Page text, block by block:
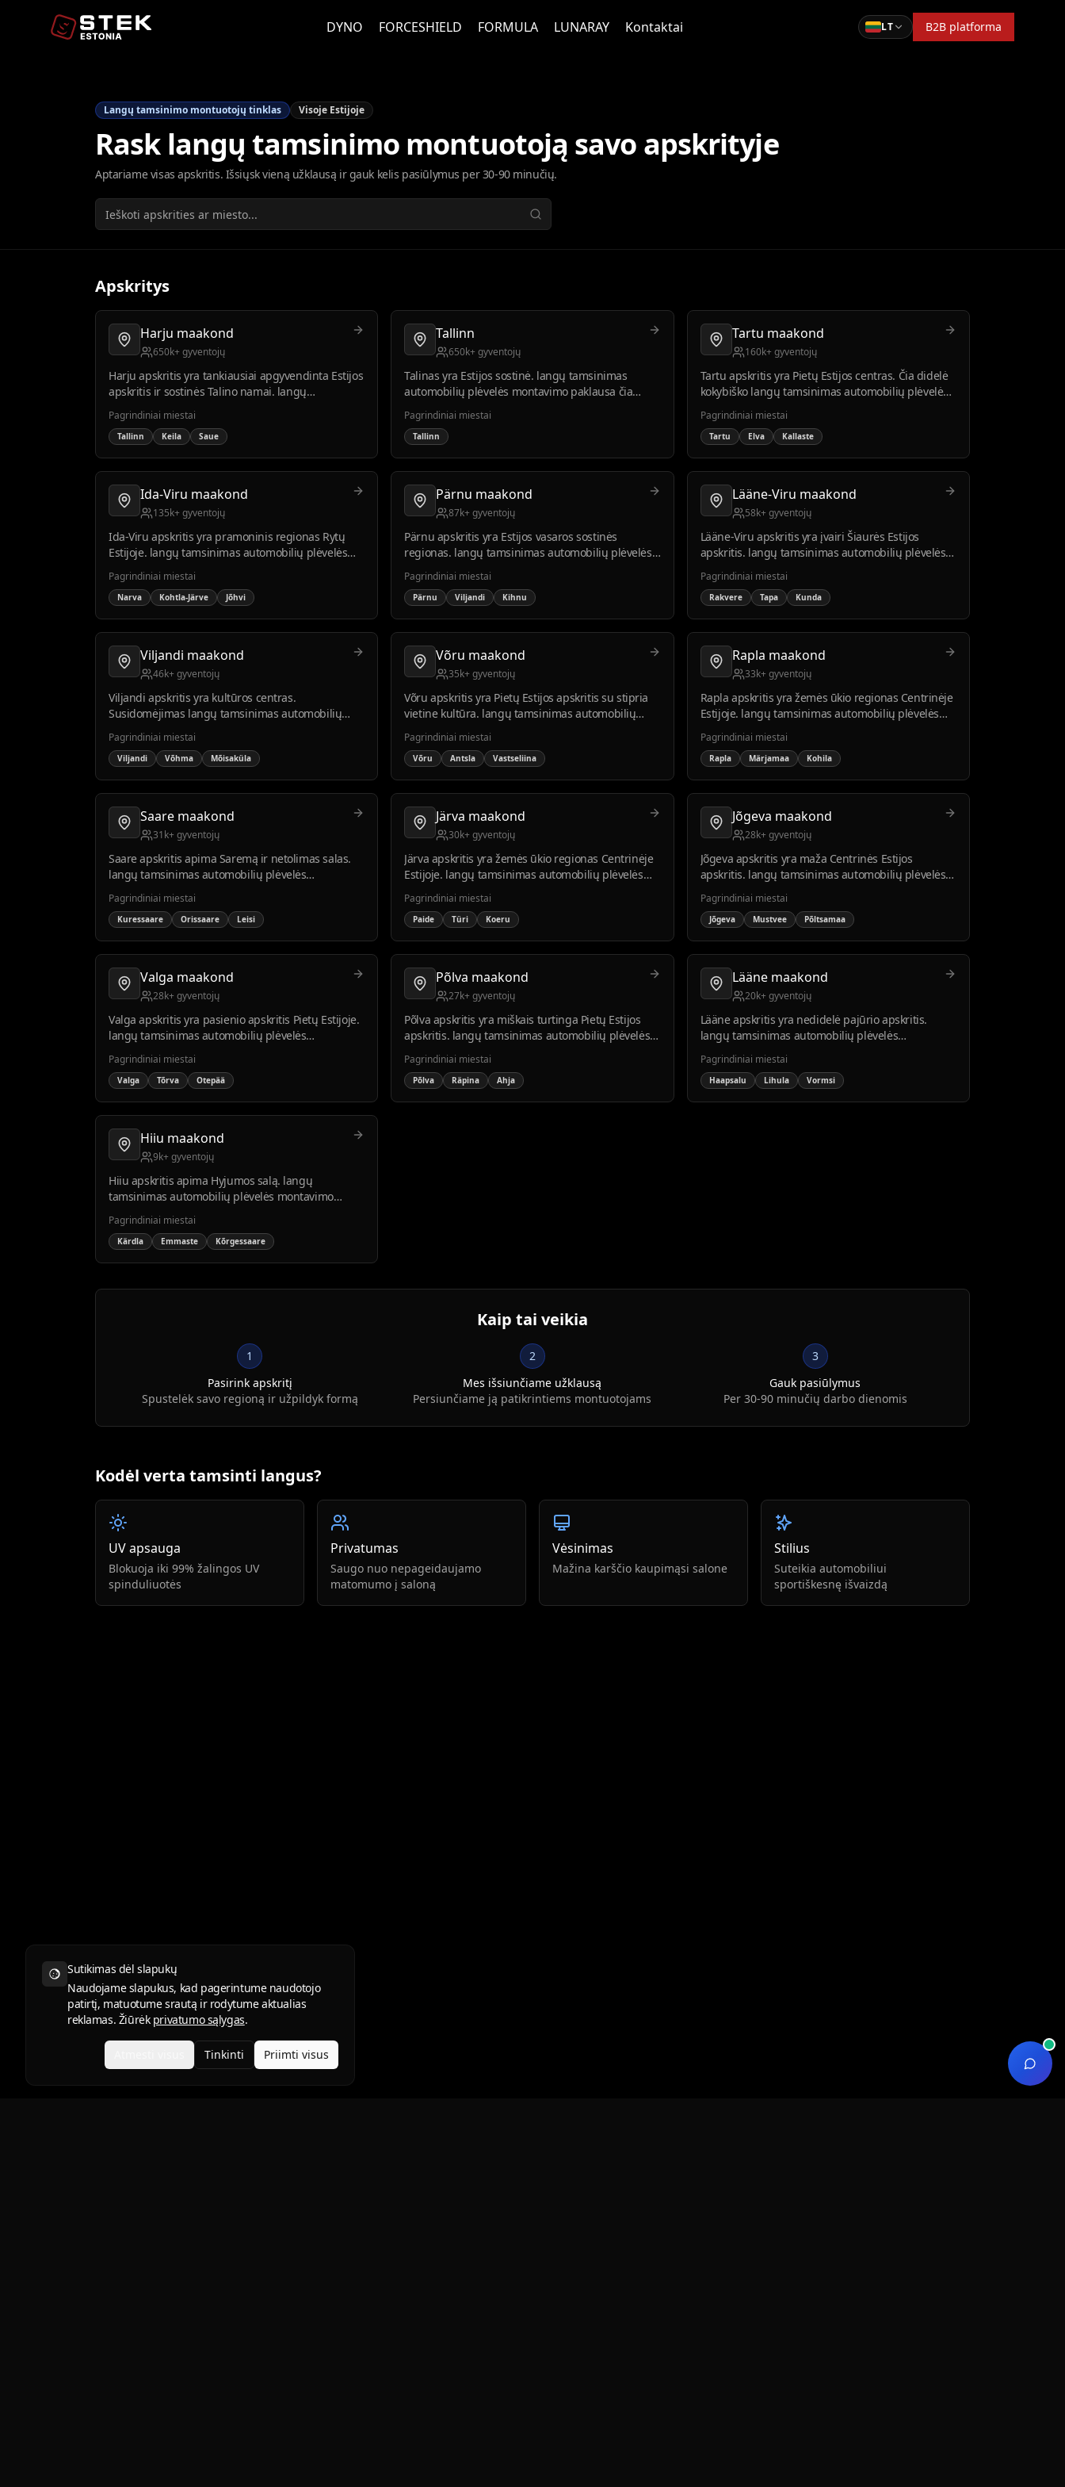
DYNO FORCESHIELD FORMULA LUNARAY Kontaktai LT B2B platforma
Langų tamsinimo montuotojų tinklas Visoje Estijoje
Rask langų tamsinimo montuotoją savo apskrityje
Aptariame visas apskritis. Išsiųsk vieną užklausą ir gauk kelis pasiūlymus per 30-90 minučių.
Apskritys
Harju maakond
650k+ gyventojų
Harju apskritis yra tankiausiai apgyvendinta Estijos
apskritis ir sostinės Talino namai. langų
tamsinimas automobilių plėvelės montavimo
paklausa čia didžiausia dėl didelio automobilių
skaičiaus ir aukštesnio pragyvenimo lygio.
Pagrindiniai miestai
Tallinn Keila Saue
Tallinn
650k+ gyventojų
Talinas yra Estijos sostinė. langų tamsinimas
automobilių plėvelės montavimo paklausa čia
didžiausia dėl didelio automobilių skaičiaus ir
aukštesnio pragyvenimo lygio.
Pagrindiniai miestai
Tallinn
Tartu maakond
160k+ gyventojų
Tartu apskritis yra Pietų Estijos centras. Čia didelė
kokybiško langų tamsinimas automobilių plėvelės
montavimo paklausa dėl išsilavinusios visuomenės
ir augančios automobilių rinkos.
Pagrindiniai miestai
Tartu Elva Kallaste
Ida-Viru maakond
135k+ gyventojų
Ida-Viru apskritis yra pramoninis regionas Rytų
Estijoje. langų tamsinimas automobilių plėvelės
montavimo paklausa auga atsinaujinant
automobilių parkui ir kylant pragyvenimo lygiui.
Pagrindiniai miestai
Narva Kohtla-Järve Jõhvi
Pärnu maakond
87k+ gyventojų
Pärnu apskritis yra Estijos vasaros sostinės
regionas. langų tamsinimas automobilių plėvelės
montavimo paklausa didelė, ypač vasarą ir tarp
poilsiautojų.
Pagrindiniai miestai
Pärnu Viljandi Kihnu
Lääne-Viru maakond
58k+ gyventojų
Lääne-Viru apskritis yra įvairi Šiaurės Estijos
apskritis. langų tamsinimas automobilių plėvelės
montavimo paklausa stabili tarp vietos įmonių ir
gyventojų.
Pagrindiniai miestai
Rakvere Tapa Kunda
Viljandi maakond
46k+ gyventojų
Viljandi apskritis yra kultūros centras.
Susidomėjimas langų tamsinimas automobilių
plėvelės montavimu auga didėjant supratimui
apie automobilio priežiūrą ir apsaugą.
Pagrindiniai miestai
Viljandi Võhma Mõisaküla
Võru maakond
35k+ gyventojų
Võru apskritis yra Pietų Estijos apskritis su stipria
vietine kultūra. langų tamsinimas automobilių
plėvelės montavimo paklausa auga kartu su
regiono plėtra ir turizmu.
Pagrindiniai miestai
Võru Antsla Vastseliina
Rapla maakond
33k+ gyventojų
Rapla apskritis yra žemės ūkio regionas Centrinėje
Estijoje. langų tamsinimas automobilių plėvelės
montavimo paklausa stabili tarp vietos įmonių ir
gyventojų.
Pagrindiniai miestai
Rapla Märjamaa Kohila
Saare maakond
31k+ gyventojų
Saare apskritis apima Saremą ir netolimas salas.
langų tamsinimas automobilių plėvelės
montavimo paklausa didelė dėl turizmo ir pajūrio
klimato.
Pagrindiniai miestai
Kuressaare Orissaare Leisi
Järva maakond
30k+ gyventojų
Järva apskritis yra žemės ūkio regionas Centrinėje
Estijoje. langų tamsinimas automobilių plėvelės
montavimo paklausa stabili tarp vietos įmonių.
Pagrindiniai miestai
Paide Türi Koeru
Jõgeva maakond
28k+ gyventojų
Jõgeva apskritis yra maža Centrinės Estijos
apskritis. langų tamsinimas automobilių plėvelės
montavimo paklausa auga atsinaujinant
automobilių parkui.
Pagrindiniai miestai
Jõgeva Mustvee Põltsamaa
Valga maakond
28k+ gyventojų
Valga apskritis yra pasienio apskritis Pietų Estijoje.
langų tamsinimas automobilių plėvelės
montavimo paklausa stipri turizmo vietose, tokiose
kaip Otepää.
Pagrindiniai miestai
Valga Tõrva Otepää
Põlva maakond
27k+ gyventojų
Põlva apskritis yra miškais turtinga Pietų Estijos
apskritis. langų tamsinimas automobilių plėvelės
montavimo paklausa auga kylant pragyvenimo
lygiui.
Pagrindiniai miestai
Põlva Räpina Ahja
Lääne maakond
20k+ gyventojų
Lääne apskritis yra nedidelė pajūrio apskritis.
langų tamsinimas automobilių plėvelės
montavimo paklausa ypač aktyvi vasarą ir turizmo
sezonais.
Pagrindiniai miestai
Haapsalu Lihula Vormsi
Hiiu maakond
9k+ gyventojų
Hiiu apskritis apima Hyjumos salą. langų
tamsinimas automobilių plėvelės montavimo
paklausa nedidelė, bet stabili tarp vietinių ir
turistų.
Pagrindiniai miestai
Kärdla Emmaste Kõrgessaare
Kaip tai veikia
1
Pasirink apskritį
Spustelėk savo regioną ir užpildyk formą
2
Mes išsiunčiame užklausą
Persiunčiame ją patikrintiems montuotojams
3
Gauk pasiūlymus
Per 30-90 minučių darbo dienomis
Kodėl verta tamsinti langus?
UV apsauga
Blokuoja iki 99% žalingos UV
spinduliuotės
Privatumas
Saugo nuo nepageidaujamo
matomumo į saloną
Vėsinimas
Mažina karščio kaupimąsi salone
Stilius
Suteikia automobiliui
sportiškesnę išvaizdą
Sutikimas dėl slapukų
Naudojame slapukus, kad pagerintume naudotojo
patirtį, matuotume srautą ir rodytume aktualias
reklamas. Žiūrėk privatumo sąlygas.
Tinkinti Priimti visus